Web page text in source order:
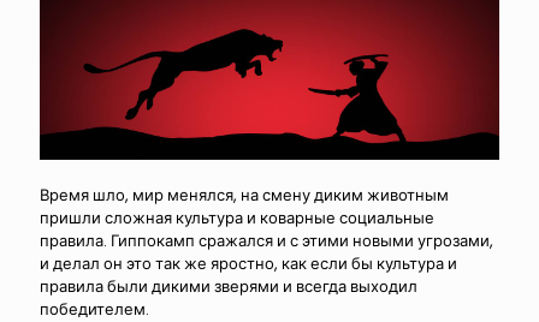
Время шло, мир менялся, на смену диким животным
пришли сложная культура и коварные социальные
правила. Гиппокамп сражался и с этими новыми угрозами,
и делал он это так же яростно, как если бы культура и
правила были дикими зверями и всегда выходил
победителем.